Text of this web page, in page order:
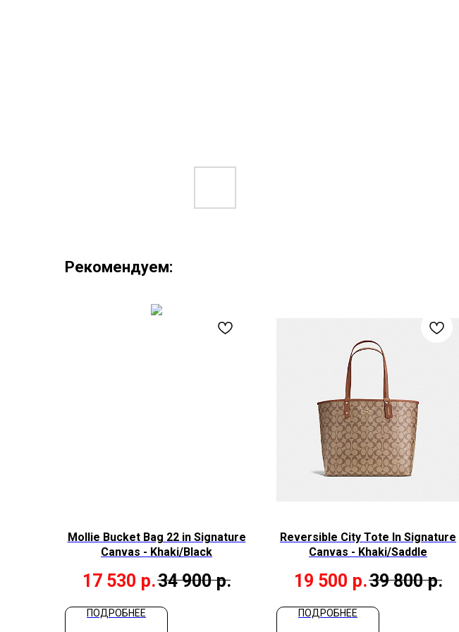
Рекомендуем:
Mollie Bucket Bag 22 in Signature
Canvas - Khaki/Black
17 530 р.34 900 р.
ПОДРОБНЕЕ
Reversible City Tote In Signature
Canvas - Khaki/Saddle
19 500 р.39 800 р.
ПОДРОБНЕЕ